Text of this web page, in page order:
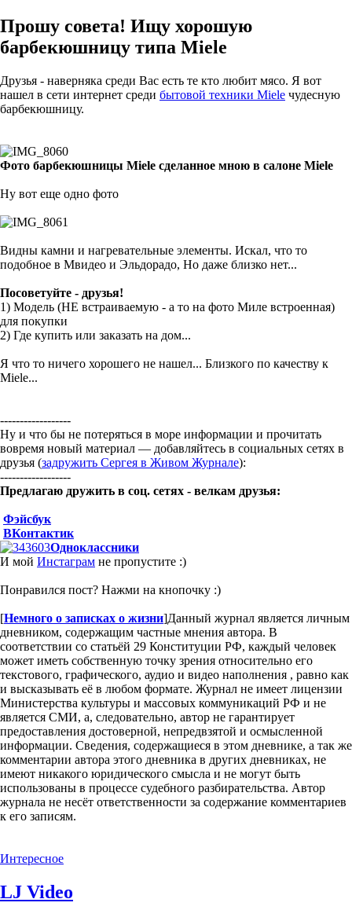
Прошу совета! Ищу хорошую
барбекюшницу типа Miele
Друзья - наверняка среди Вас есть те кто любит мясо. Я вот
нашел в сети интернет среди бытовой техники Miele чудесную
барбекюшницу.
Фото барбекюшницы Miele сделанное мною в салоне Miele
Ну вот еще одно фото
Видны камни и нагревательные элементы. Искал, что то
подобное в Мвидео и Эльдорадо, Но даже близко нет...
Посоветуйте - друзья!
1) Модель (НЕ встраиваемую - а то на фото Миле встроенная)
для покупки
2) Где купить или заказать на дом...
Я что то ничего хорошего не нашел... Близкого по качеству к
Miele...
------------------
Ну и что бы не потеряться в море информации и прочитать
вовремя новый материал — добавляйтесь в социальных сетях в
друзья (задружить Сергея в Живом Журнале):
------------------
Предлагаю дружить в соц. сетях - велкам друзья:
Фэйсбук
ВКонтактик
Одноклассники
И мой Инстаграм не пропустите :)
Понравился пост? Нажми на кнопочку :)
[Немного о записках о жизни]Данный журнал является личным
дневником, содержащим частные мнения автора. В
соответствии со статьёй 29 Конституции РФ, каждый человек
может иметь собственную точку зрения относительно его
текстового, графического, аудио и видео наполнения , равно как
и высказывать её в любом формате. Журнал не имеет лицензии
Министерства культуры и массовых коммуникаций РФ и не
является СМИ, а, следовательно, автор не гарантирует
предоставления достоверной, непредвзятой и осмысленной
информации. Сведения, содержащиеся в этом дневнике, а так же
комментарии автора этого дневника в других дневниках, не
имеют никакого юридического смысла и не могут быть
использованы в процессе судебного разбирательства. Автор
журнала не несёт ответственности за содержание комментариев
к его записям.
Интересное
LJ Video